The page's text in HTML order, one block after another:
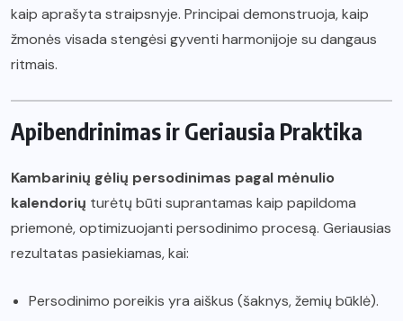
kaip aprašyta straipsnyje. Principai demonstruoja, kaip
žmonės visada stengėsi gyventi harmonijoje su dangaus
ritmais.
Apibendrinimas ir Geriausia Praktika
Kambarinių gėlių persodinimas pagal mėnulio
kalendorių turėtų būti suprantamas kaip papildoma
priemonė, optimizuojanti persodinimo procesą. Geriausias
rezultatas pasiekiamas, kai:
Persodinimo poreikis yra aiškus (šaknys, žemių būklė).